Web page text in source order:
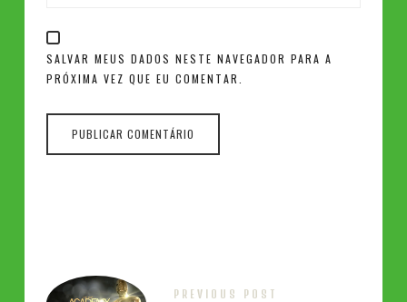
SALVAR MEUS DADOS NESTE NAVEGADOR PARA A
PRÓXIMA VEZ QUE EU COMENTAR.
PREVIOUS POST